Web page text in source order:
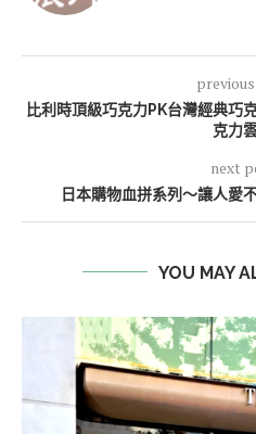
比利時頂級巧克力PK台灣經典巧
克力
next
日本購物血拼系列～讓人愛
YOU MAY